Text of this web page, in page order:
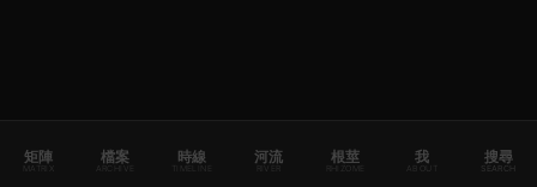
矩陣
MATRIX
檔案
ARCHIVE
時線 河流
RIVER
根莖 我 搜尋
SEARCH